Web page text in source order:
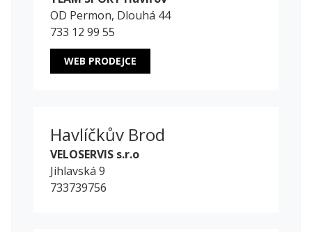
OD Permon, Dlouhá 44
733 12 99 55
WEB PRODEJCE
Havlíčkův Brod
VELOSERVIS s.r.o
Jihlavská 9
733739756